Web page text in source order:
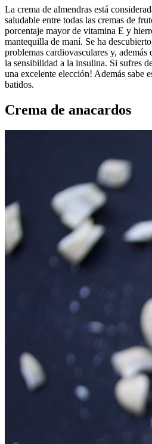
La crema de almendras está
saludable entre todas las cremas de
porcentaje mayor de vitamina E y
mantequilla de maní. Se ha
problemas cardiovasculares y, además
la sensibilidad a la insulina. Si sufres
una excelente elección! Además sabe
batidos.
Crema de anacardos